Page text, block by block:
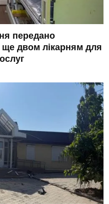
передано
ще двом лікарням для